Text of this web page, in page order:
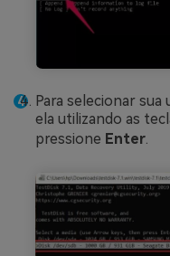
Para selecionar sua
ela utilizando as
pressione Enter.